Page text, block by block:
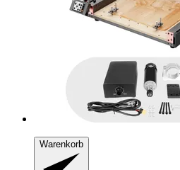
Warenkorb